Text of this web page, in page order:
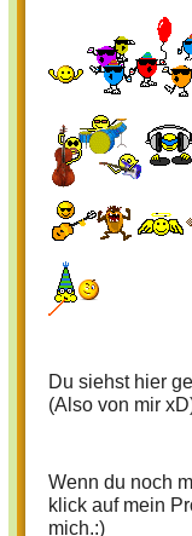
Du siehst hier
(Also von mir
Wenn du noch
klick auf mein
mich.:)